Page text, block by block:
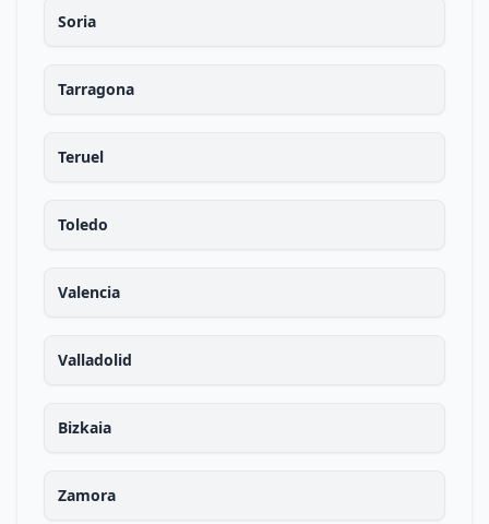
Soria
Tarragona
Teruel
Toledo
Valencia
Valladolid
Bizkaia
Zamora